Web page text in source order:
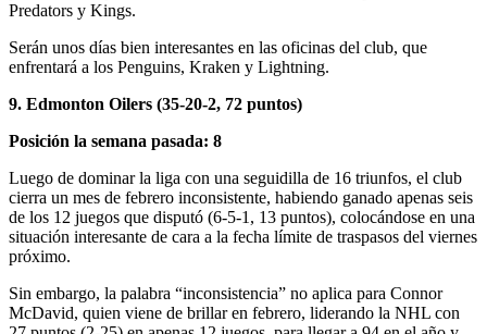
Predators y Kings.
Serán unos días bien interesantes en las oficinas del club, que
enfrentará a los Penguins, Kraken y Lightning.
9. Edmonton Oilers (35-20-2, 72 puntos)
Posición la semana pasada: 8
Luego de dominar la liga con una seguidilla de 16 triunfos, el club
cierra un mes de febrero inconsistente, habiendo ganado apenas seis
de los 12 juegos que disputó (6-5-1, 13 puntos), colocándose en una
situación interesante de cara a la fecha límite de traspasos del viernes
próximo.
Sin embargo, la palabra “inconsistencia” no aplica para Connor
McDavid, quien viene de brillar en febrero, liderando la NHL con